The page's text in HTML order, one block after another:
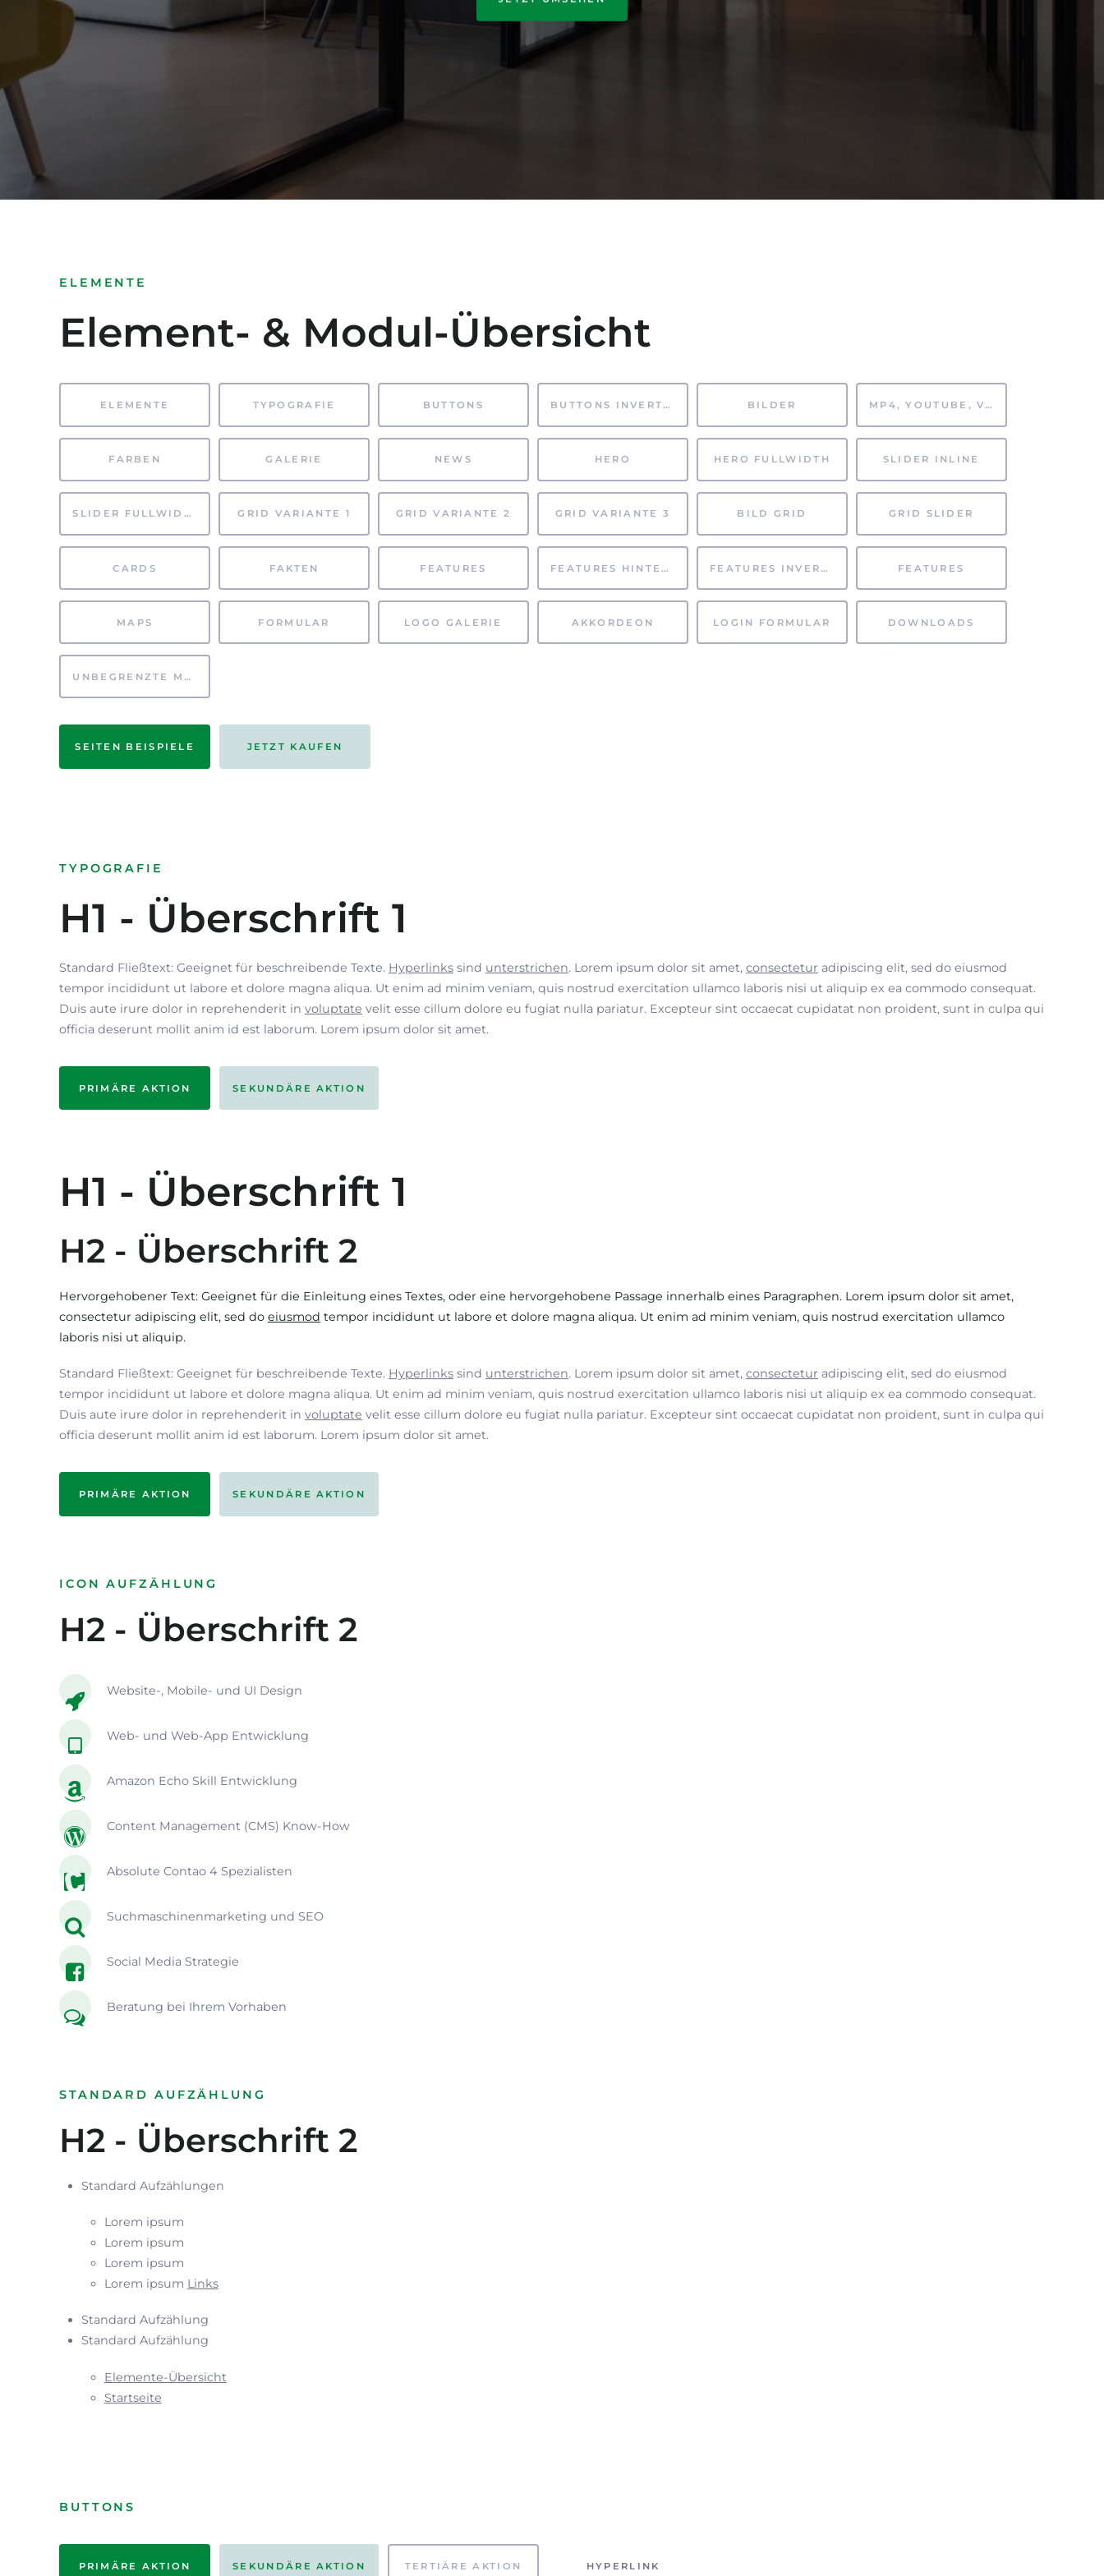
ELEMENTE
Element- & Modul-Übersicht
ELEMENTE TYPOGRAFIE BUTTONS BUTTONS INVERTIERT BILDER MP4, YOUTUBE, VIMEO
FARBEN GALERIE NEWS HERO HERO FULLWIDTH SLIDER INLINE
SLIDER FULLWIDTH GRID VARIANTE 1 GRID VARIANTE 2 GRID VARIANTE 3 BILD GRID GRID SLIDER
CARDS FAKTEN FEATURES FEATURES HINTERGRUND FEATURES INVERTIERT FEATURES
MAPS FORMULAR LOGO GALERIE AKKORDEON LOGIN FORMULAR DOWNLOADS
UNBEGRENZTE MÖGLICHKEITEN
SEITEN BEISPIELE JETZT KAUFEN
TYPOGRAFIE
H1 - Überschrift 1
Standard Fließtext: Geeignet für beschreibende Texte. Hyperlinks sind unterstrichen. Lorem ipsum dolor sit amet, consectetur adipiscing elit, sed do eiusmod
tempor incididunt ut labore et dolore magna aliqua. Ut enim ad minim veniam, quis nostrud exercitation ullamco laboris nisi ut aliquip ex ea commodo consequat.
Duis aute irure dolor in reprehenderit in voluptate velit esse cillum dolore eu fugiat nulla pariatur. Excepteur sint occaecat cupidatat non proident, sunt in culpa qui
officia deserunt mollit anim id est laborum. Lorem ipsum dolor sit amet.
PRIMÄRE AKTION SEKUNDÄRE AKTION
H1 - Überschrift 1
H2 - Überschrift 2
Hervorgehobener Text: Geeignet für die Einleitung eines Textes, oder eine hervorgehobene Passage innerhalb eines Paragraphen. Lorem ipsum dolor sit amet,
consectetur adipiscing elit, sed do eiusmod tempor incididunt ut labore et dolore magna aliqua. Ut enim ad minim veniam, quis nostrud exercitation ullamco
laboris nisi ut aliquip.
Standard Fließtext: Geeignet für beschreibende Texte. Hyperlinks sind unterstrichen. Lorem ipsum dolor sit amet, consectetur adipiscing elit, sed do eiusmod
tempor incididunt ut labore et dolore magna aliqua. Ut enim ad minim veniam, quis nostrud exercitation ullamco laboris nisi ut aliquip ex ea commodo consequat.
Duis aute irure dolor in reprehenderit in voluptate velit esse cillum dolore eu fugiat nulla pariatur. Excepteur sint occaecat cupidatat non proident, sunt in culpa qui
officia deserunt mollit anim id est laborum. Lorem ipsum dolor sit amet.
PRIMÄRE AKTION SEKUNDÄRE AKTION
ICON AUFZÄHLUNG
H2 - Überschrift 2
Website-, Mobile- und UI Design
Web- und Web-App Entwicklung
Amazon Echo Skill Entwicklung
Content Management (CMS) Know-How
Absolute Contao 4 Spezialisten
Suchmaschinenmarketing und SEO
Social Media Strategie
Beratung bei Ihrem Vorhaben
STANDARD AUFZÄHLUNG
H2 - Überschrift 2
Standard Aufzählungen
Lorem ipsum
Lorem ipsum
Lorem ipsum
Lorem ipsum Links
Standard Aufzählung
Standard Aufzählung
Elemente-Übersicht
Startseite
BUTTONS
PRIMÄRE AKTION SEKUNDÄRE AKTION TERTIÄRE AKTION HYPERLINK